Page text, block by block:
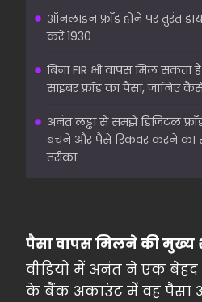
ऑनलाइन फ्रॉड होने पर तुरंत
करें 1930
बिना FIR भी वापस मिल सकता है
साइबर फ्रॉड का पैसा, जानिए
अनंत लड्ढा से समझें डिजिटल
बचने और पैसे रिकवर करने का
तरीका
पैसा वापस मिलने की मुख्य
वीडियो में अनंत ने एक
के बैंक अकाउंट में वह पैसा